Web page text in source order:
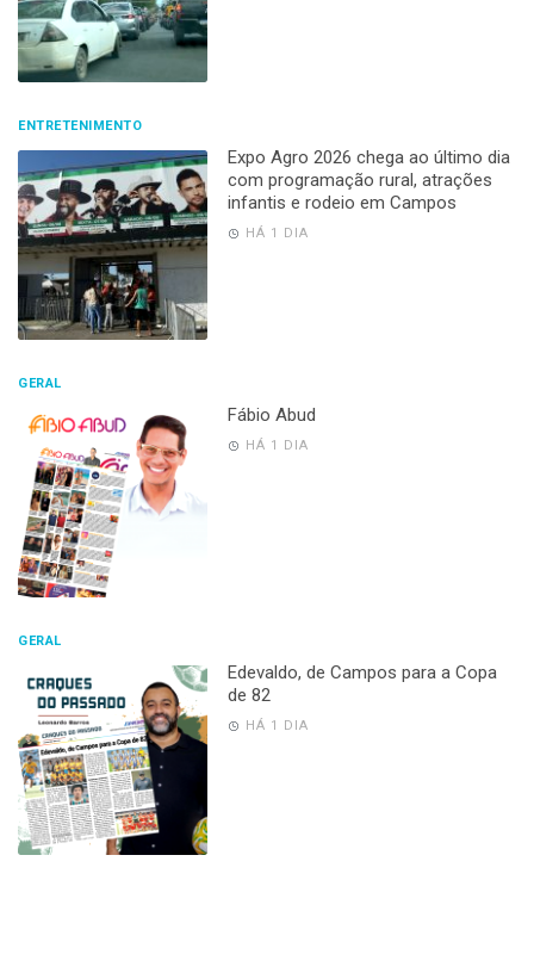
ENTRETENIMENTO
Expo Agro 2026 chega ao último dia
com programação rural, atrações
infantis e rodeio em Campos
HÁ 1 DIA
GERAL
Fábio Abud
HÁ 1 DIA
GERAL
Edevaldo, de Campos para a Copa
de 82
HÁ 1 DIA